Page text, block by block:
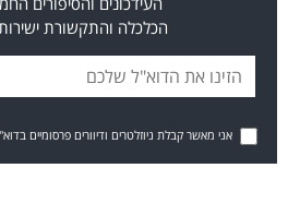
הכלכלה והתקשורת
אני מאשר קבלת ניוזלטרים ודיוורים פרסומיים